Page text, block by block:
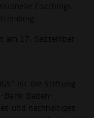
Coachings
am 17. September
ist die Stiftung
Bank Baden-
und nachhaltiges